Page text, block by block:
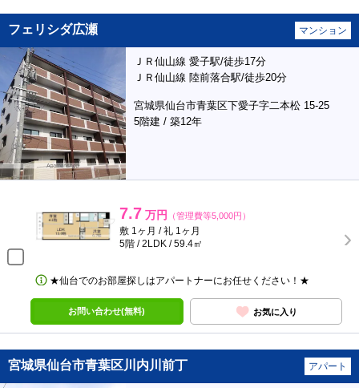
フェリシダ広瀬 マンション
ＪＲ仙山線 愛子駅/徒歩17分
ＪＲ仙山線 陸前落合駅/徒歩20分
宮城県仙台市青葉区下愛子字二本松 15-25
5階建 / 築12年
7.7 万円 （管理費等5,000円）
敷 1ヶ月 / 礼 1ヶ月
5階 / 2LDK / 59.4㎡
★仙台でのお部屋探しはアパートナーにお任せください！★
お問い合わせ(無料) お気に入り
宮城県仙台市青葉区川内川前丁 アパート